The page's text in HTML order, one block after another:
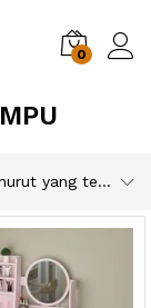
0
Urutkan menurut yang terbaru